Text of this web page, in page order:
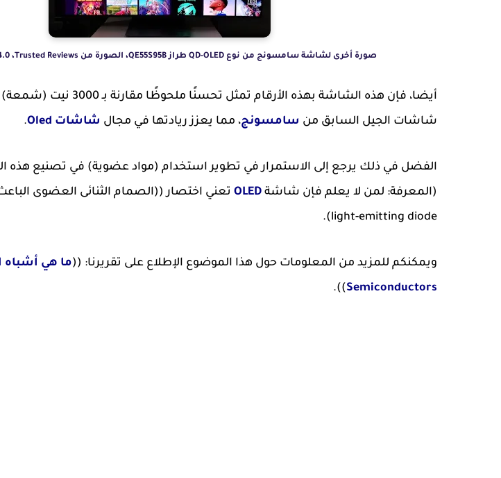
صورة أخرى لشاشة سامسونج من نوع QD-OLED طراز QE55S95B، الصورة من Trusted Reviews‏، CC BY-NC-ND 4.0.
أيضا، فإن هذه الشاشة بهذه الأرقام
شاشات الجيل السابق من سامسونج، مما يعزز ريادتها في مجال شاشات Oled .
الفضل في ذلك يرجع إلى الاستمرار في تطوير استخدام (مواد عضوية) في تصنيع هذه
(المعرفة: لمن لا يعلم فإن شاشة OLED
light-emitting diode).
ويمكنكم للمزيد من المعلومات حول هذا الموضوع الإطلاع على تقريرنا: ((ما هي أشباه
Semiconductors
)).